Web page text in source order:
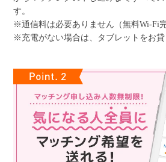
す。
※通信料は必要ありません（無料Wi-Fi完
※充電がない場合は、タブレットをお